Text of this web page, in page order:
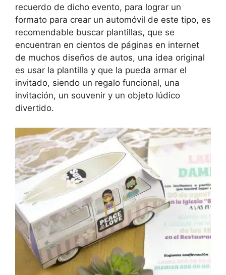
recuerdo de dicho evento, para lograr un
formato para crear un automóvil de este tipo, es
recomendable buscar plantillas, que se
encuentran en cientos de páginas en internet
de muchos diseños de autos, una idea original
es usar la plantilla y que la pueda armar el
invitado, siendo un regalo funcional, una
invitación, un souvenir y un objeto lúdico
divertido.